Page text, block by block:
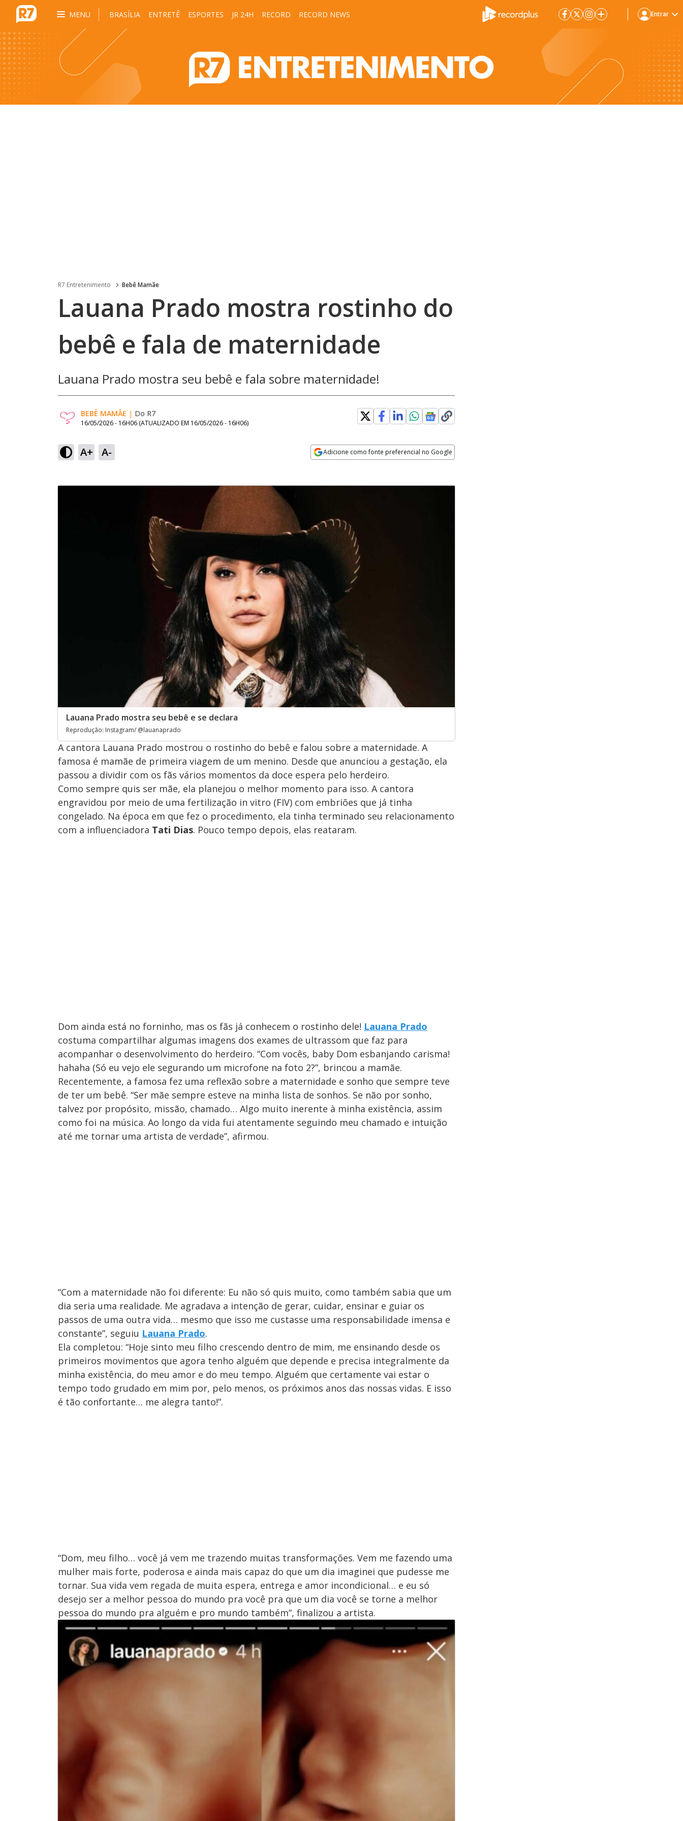
MENU BRASÍLIA ENTRETÊ ESPORTES JR 24H RECORD RECORD NEWS Entrar
R7 Entretenimento Bebê Mamãe
Lauana Prado mostra rostinho do
bebê e fala de maternidade
Lauana Prado mostra seu bebê e fala sobre maternidade!
BEBÊ MAMÃE | Do R7
16/05/2026 - 16H06 (ATUALIZADO EM 16/05/2026 - 16H06)
A+ A- Adicione como fonte preferencial no Google
Lauana Prado mostra seu bebê e se declara
Reprodução: Instagram/ @lauanaprado
A cantora Lauana Prado mostrou o rostinho do bebê e falou sobre a maternidade. A
famosa é mamãe de primeira viagem de um menino. Desde que anunciou a gestação, ela
passou a dividir com os fãs vários momentos da doce espera pelo herdeiro.
Como sempre quis ser mãe, ela planejou o melhor momento para isso. A cantora
engravidou por meio de uma fertilização in vitro (FIV) com embriões que já tinha
congelado. Na época em que fez o procedimento, ela tinha terminado seu relacionamento
com a influenciadora Tati Dias. Pouco tempo depois, elas reataram.
Dom ainda está no forninho, mas os fãs já conhecem o rostinho dele! Lauana Prado
costuma compartilhar algumas imagens dos exames de ultrassom que faz para
acompanhar o desenvolvimento do herdeiro. “Com vocês, baby Dom esbanjando carisma!
hahaha (Só eu vejo ele segurando um microfone na foto 2?”, brincou a mamãe.
Recentemente, a famosa fez uma reflexão sobre a maternidade e sonho que sempre teve
de ter um bebê. “Ser mãe sempre esteve na minha lista de sonhos. Se não por sonho,
talvez por propósito, missão, chamado… Algo muito inerente à minha existência, assim
como foi na música. Ao longo da vida fui atentamente seguindo meu chamado e intuição
até me tornar uma artista de verdade”, afirmou.
“Com a maternidade não foi diferente: Eu não só quis muito, como também sabia que um
dia seria uma realidade. Me agradava a intenção de gerar, cuidar, ensinar e guiar os
passos de uma outra vida… mesmo que isso me custasse uma responsabilidade imensa e
constante”, seguiu Lauana Prado.
Ela completou: “Hoje sinto meu filho crescendo dentro de mim, me ensinando desde os
primeiros movimentos que agora tenho alguém que depende e precisa integralmente da
minha existência, do meu amor e do meu tempo. Alguém que certamente vai estar o
tempo todo grudado em mim por, pelo menos, os próximos anos das nossas vidas. E isso
é tão confortante… me alegra tanto!”.
“Dom, meu filho… você já vem me trazendo muitas transformações. Vem me fazendo uma
mulher mais forte, poderosa e ainda mais capaz do que um dia imaginei que pudesse me
tornar. Sua vida vem regada de muita espera, entrega e amor incondicional… e eu só
desejo ser a melhor pessoa do mundo pra você pra que um dia você se torne a melhor
pessoa do mundo pra alguém e pro mundo também”, finalizou a artista.